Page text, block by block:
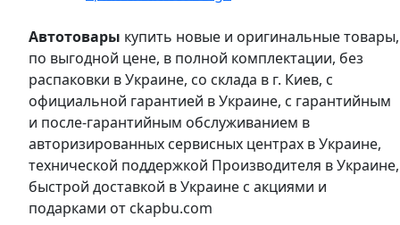
Автотовары купить новые и оригинальные товары,
по выгодной цене, в полной комплектации, без
распаковки в Украине, со склада в г. Киев, с
официальной гарантией в Украине, с гарантийным
и после-гарантийным обслуживанием в
авторизированных сервисных центрах в Украине,
технической поддержкой Производителя в Украине,
быстрой доставкой в Украине с акциями и
подарками от ckapbu.com